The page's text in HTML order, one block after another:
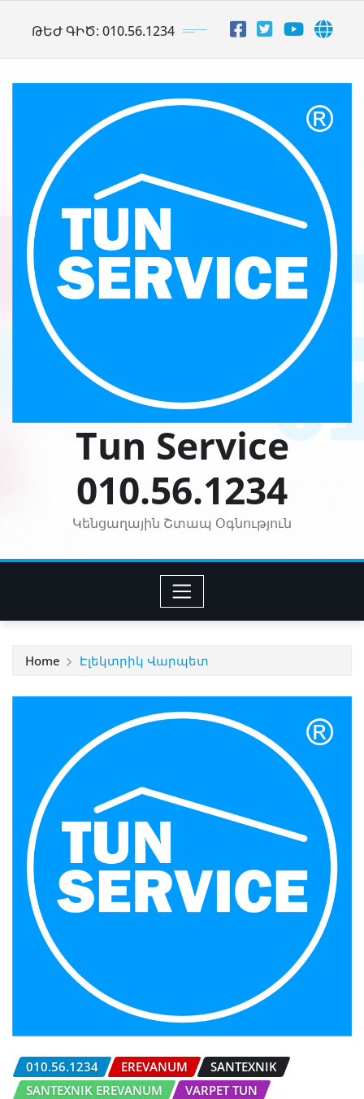
content
ԹԵԺ ԳԻԾ: 010.56.1234
Tun Service
010.56.1234
Կենցաղային Շտապ Օգնություն
Home Էլեկտրիկ Վարպետ
010.56.1234 EREVANUM
SANTEXNIK
SANTEXNIK EREVANUM
VARPET TUN